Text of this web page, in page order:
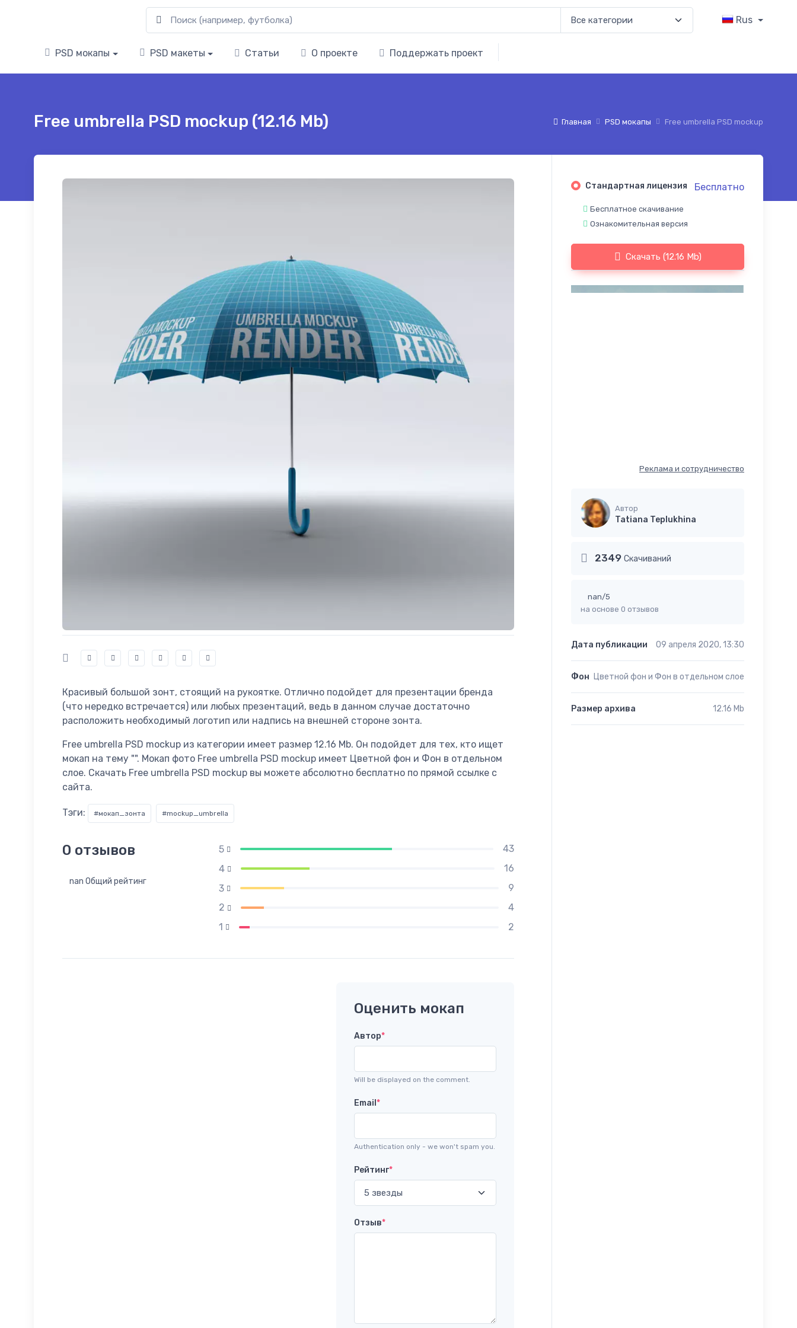
Rus
PSD мокапы PSD макеты Статьи О проекте Поддержать проект
Главная PSD мокапы Free umbrella PSD mockup
Free umbrella PSD mockup (12.16 Mb)
Красивый большой зонт, стоящий на рукоятке. Отлично подойдет для презентации бренда
(что нередко встречается) или любых презентаций, ведь в данном случае достаточно
расположить необходимый логотип или надпись на внешней стороне зонта.
Free umbrella PSD mockup из категории имеет размер 12.16 Mb. Он подойдет для тех, кто ищет
мокап на тему "". Мокап фото Free umbrella PSD mockup имеет Цветной фон и Фон в отдельном
слое. Скачать Free umbrella PSD mockup вы можете абсолютно бесплатно по прямой ссылке с
сайта.
Тэги: #мокап_зонта #mockup_umbrella
0 отзывов
nan Общий рейтинг
5
43
4
16
3
9
2
4
1
2
Оценить мокап
Автор*
Will be displayed on the comment.
Email *
Authentication only - we won't spam you.
Рейтинг*
Отзыв*
Стандартная лицензия Бесплатно
Бесплатное скачивание
Ознакомительная версия
Скачать (12.16 Mb)
Реклама и сотрудничество
Автор
Tatiana Teplukhina
2349 Cкачиваний
nan/5
на основе 0 отзывов
Дата публикации 09 апреля 2020, 13:30
Фон Цветной фон и Фон в отдельном слое
Размер архива 12.16 Mb